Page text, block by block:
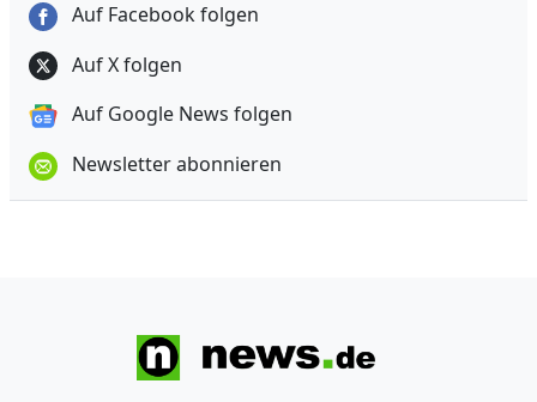
Auf Facebook folgen
Auf X folgen
Auf Google News folgen
Newsletter abonnieren